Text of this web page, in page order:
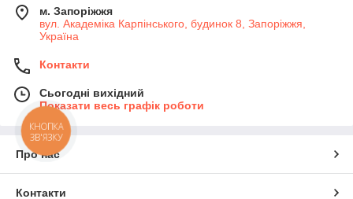
м. Запоріжжя
вул. Академіка Карпінського, будинок 8, Запоріжжя,
Україна
Контакти
Сьогодні вихідний
Показати весь графік роботи
Про нас
Контакти
КНОПКА
ЗВ'ЯЗКУ